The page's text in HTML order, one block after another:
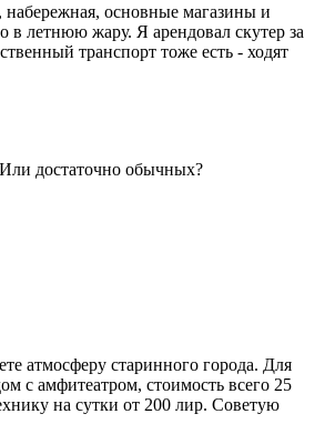
набережная, основные магазины и
в летнюю жару. Я арендовал скутер за
транспорт тоже есть - ходят
достаточно обычных?
атмосферу старинного города. Для
с амфитеатром, стоимость всего 25
на сутки от 200 лир. Советую